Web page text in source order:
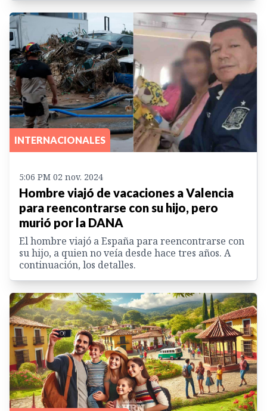
INTERNACIONALES
5:06 PM 02 nov. 2024
Hombre viajó de vacaciones a Valencia
para reencontrarse con su hijo, pero
murió por la DANA
El hombre viajó a España para reencontrarse con
su hijo, a quien no veía desde hace tres años. A
continuación, los detalles.